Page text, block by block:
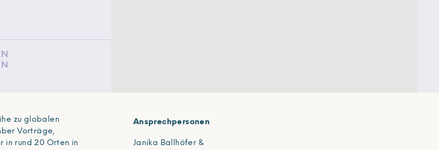
zu globalen
Vorträge,
in rund 20 Orten in
Ansprechpersonen
Janika Ballhöfer &